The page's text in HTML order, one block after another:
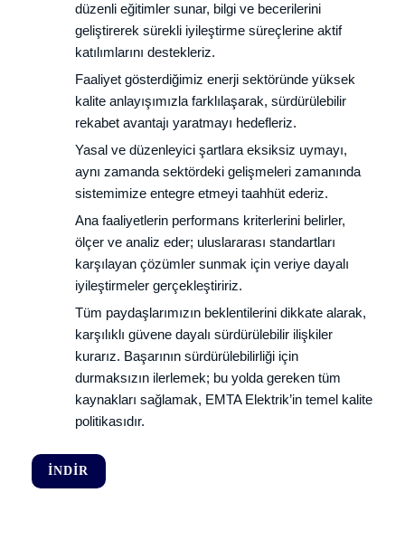
düzenli eğitimler sunar, bilgi ve becerilerini
geliştirerek sürekli iyileştirme süreçlerine aktif
katılımlarını destekleriz.
Faaliyet gösterdiğimiz enerji sektöründe yüksek
kalite anlayışımızla farklılaşarak, sürdürülebilir
rekabet avantajı yaratmayı hedefleriz.
Yasal ve düzenleyici şartlara eksiksiz uymayı,
aynı zamanda sektördeki gelişmeleri zamanında
sistemimize entegre etmeyi taahhüt ederiz.
Ana faaliyetlerin performans kriterlerini belirler,
ölçer ve analiz eder; uluslararası standartları
karşılayan çözümler sunmak için veriye dayalı
iyileştirmeler gerçekleştiririz.
Tüm paydaşlarımızın beklentilerini dikkate alarak,
karşılıklı güvene dayalı sürdürülebilir ilişkiler
kurarız. Başarının sürdürülebilirliği için
durmaksızın ilerlemek; bu yolda gereken tüm
kaynakları sağlamak, EMTA Elektrik’in temel kalite
politikasıdır.
İNDIR